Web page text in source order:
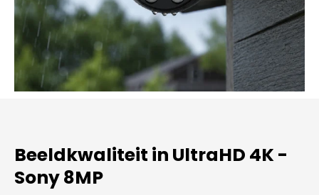
Beeldkwaliteit in UltraHD 4K -
Sony 8MP​